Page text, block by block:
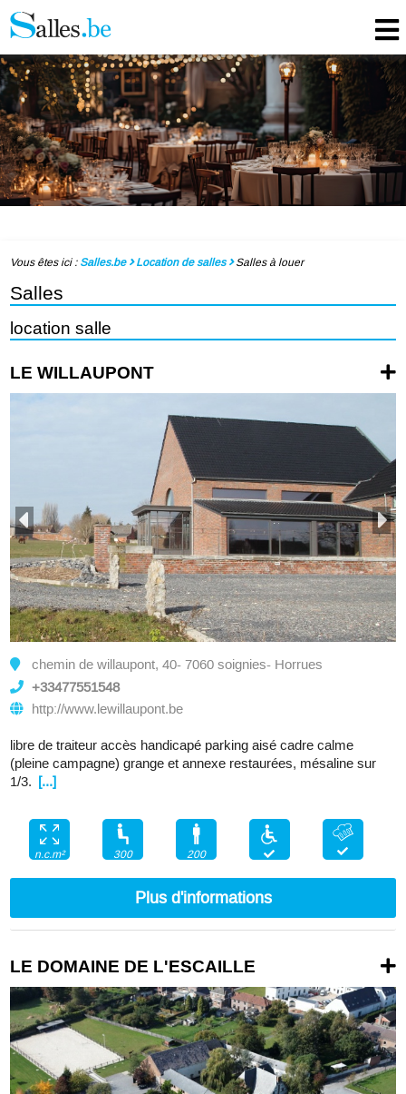
Vous êtes ici : Salles.be Location de salles Salles à louer
Salles
location salle
LE WILLAUPONT
chemin de willaupont, 40- 7060 soignies- Horrues
+33477551548
http://www.lewillaupont.be
libre de traiteur accès handicapé parking aisé cadre calme
(pleine campagne) grange et annexe restaurées, mésaline sur
1/3. [...]
n.c.m² 300 200
Plus d'informations
LE DOMAINE DE L'ESCAILLE